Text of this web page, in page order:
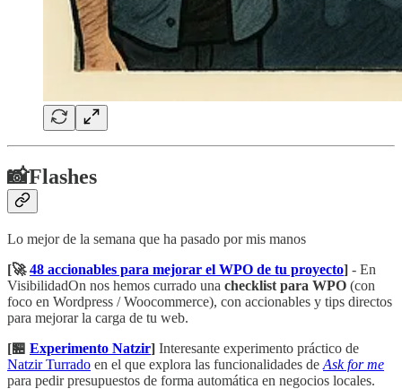
📸Flashes
Lo mejor de la semana que ha pasado por mis manos
[🚀48 accionables para mejorar el WPO de tu proyecto] - En
VisibilidadOn nos hemos currado una checklist para WPO (con
foco en Wordpress / Woocommerce), con accionables y tips directos
para mejorar la carga de tu web.
[🏪 Experimento Natzir] Interesante experimento práctico de
Natzir Turrado en el que explora las funcionalidades de Ask for me
para pedir presupuestos de forma automática en negocios locales.